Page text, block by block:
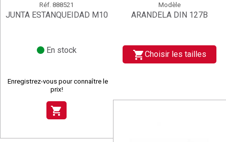
Réf. 888521
JUNTA ESTANQUEIDAD M10
En stock
Enregistrez-vous pour connaître le
prix!
shopping_cart
Modèle
ARANDELA DIN 127B
shopping_cartChoisir les tailles